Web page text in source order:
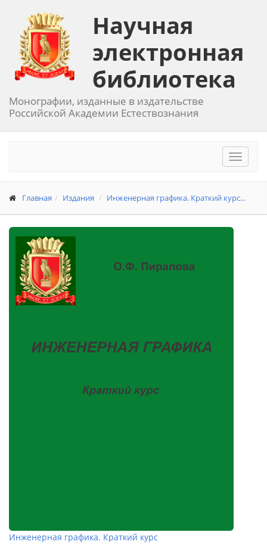
Научная
электронная
библиотека
Монографии, изданные в издательстве
Российской Академии Естествознания
Toggle
Главная Издания Инженерная графика. Краткий курс...
Инженерная графика. Краткий курс